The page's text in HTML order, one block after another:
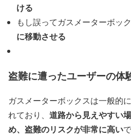
ける
もし誤ってガスメーターボッ
に移動させる
盗難に遭ったユーザーの体
ガスメーターボックスは一般的
れており、 道路から見えやすい
め、盗難のリスクが非常に高い